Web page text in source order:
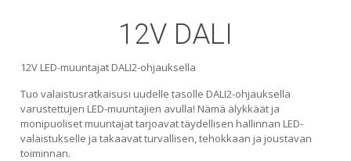
12V DALI
12V LED-muuntajat DALI2-ohjauksella
Tuo valaistusratkaisusi uudelle tasolle DALI2-ohjauksella
varustettujen LED-muuntajien avulla! Nämä älykkäät ja
monipuoliset muuntajat tarjoavat täydellisen hallinnan LED-
valaistukselle ja takaavat turvallisen, tehokkaan ja joustavan
toiminnan.